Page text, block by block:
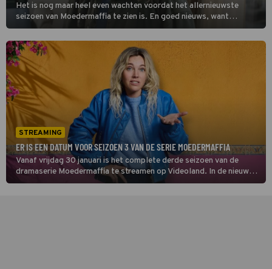
Het is nog maar heel even wachten voordat het allernieuwste
seizoen van Moedermaffia te zien is. En goed nieuws, want
Videoland heeft zojuist een leuk voorproefje gedeeld.
STREAMING
ER IS EEN DATUM VOOR SEIZOEN 3 VAN DE SERIE MOEDERMAFFIA
Vanaf vrijdag 30 januari is het complete derde seizoen van de
dramaserie Moedermaffia te streamen op Videoland. In de nieuwe
reeks hoopt Daan (Loes Haverkort) rust te vinden in Mexico, maar